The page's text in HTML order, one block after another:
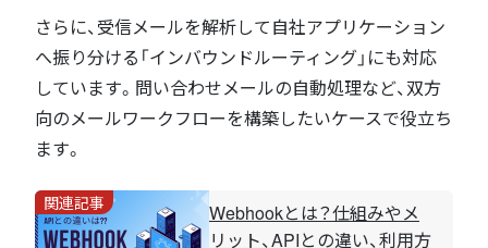
さらに、受信メールを解析して自社アプリケーション
へ振り分ける「インバウンドルーティング」にも対応
しています。問い合わせメールの自動処理など、双方
向のメールワークフローを構築したいケースで役立ち
ます。
関連記事
Webhookとは？仕組みやメ
リット、APIとの違い、利用方